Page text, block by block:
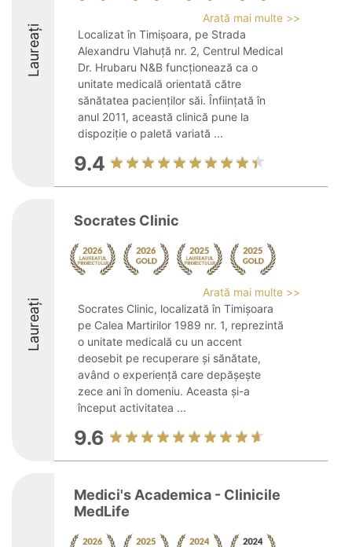
Laureați
Arată mai multe >>
Localizat în Timișoara, pe Strada
Alexandru Vlahuță nr. 2, Centrul Medical
Dr. Hrubaru N&B funcționează ca o
unitate medicală orientată către
sănătatea pacienților săi. Înființată în
anul 2011, această clinică pune la
dispoziție o paletă variată ...
9.4
Laureați
Socrates Clinic
Arată mai multe >>
Socrates Clinic, localizată în Timișoara
pe Calea Martirilor 1989 nr. 1, reprezintă
o unitate medicală cu un accent
deosebit pe recuperare și sănătate,
având o experiență care depășește
zece ani în domeniu. Aceasta și-a
început activitatea ...
9.6
Medici's Academica - Clinicile
MedLife